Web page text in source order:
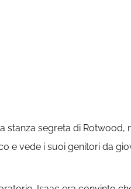
stanza segreta di
e vede i suoi genitori da